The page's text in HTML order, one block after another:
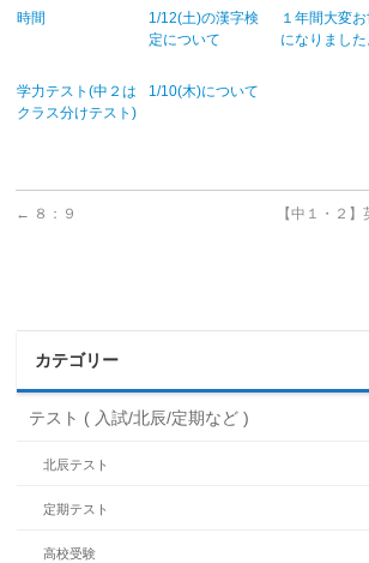
時間
1/12(土)の漢字検
定について
１年間大変
になりました
学力テスト(中２は
クラス分けテスト)
1/10(木)について
← ８：９
【中１・２
カテゴリー
テスト ( 入試/北辰/定期など )
北辰テスト
定期テスト
高校受験